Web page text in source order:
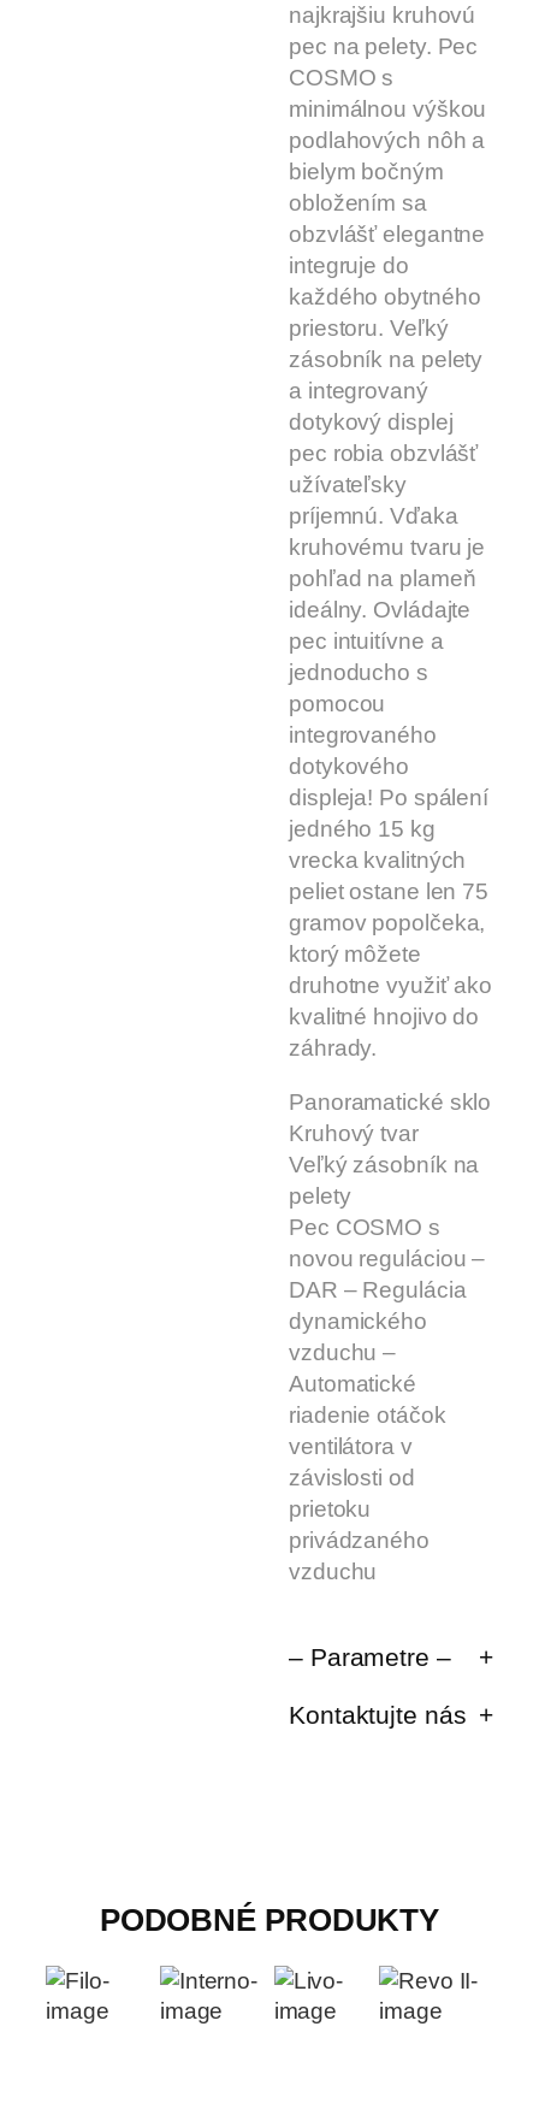
najkrajšiu kruhovú
pec na pelety. Pec
COSMO s
minimálnou výškou
podlahových nôh a
bielym bočným
obložením sa
obzvlášť elegantne
integruje do
každého obytného
priestoru. Veľký
zásobník na pelety
a integrovaný
dotykový displej
pec robia obzvlášť
užívateľsky
príjemnú. Vďaka
kruhovému tvaru je
pohľad na plameň
ideálny. Ovládajte
pec intuitívne a
jednoducho s
pomocou
integrovaného
dotykového
displeja! Po spálení
jedného 15 kg
vrecka kvalitných
peliet ostane len 75
gramov popolčeka,
ktorý môžete
druhotne využiť ako
kvalitné hnojivo do
záhrady.
Panoramatické sklo
Kruhový tvar
Veľký zásobník na
pelety
Pec COSMO s
novou reguláciou –
DAR – Regulácia
dynamického
vzduchu –
Automatické
riadenie otáčok
ventilátora v
závislosti od
prietoku
privádzaného
vzduchu
– Parametre –
Kontaktujte nás
PODOBNÉ PRODUKTY